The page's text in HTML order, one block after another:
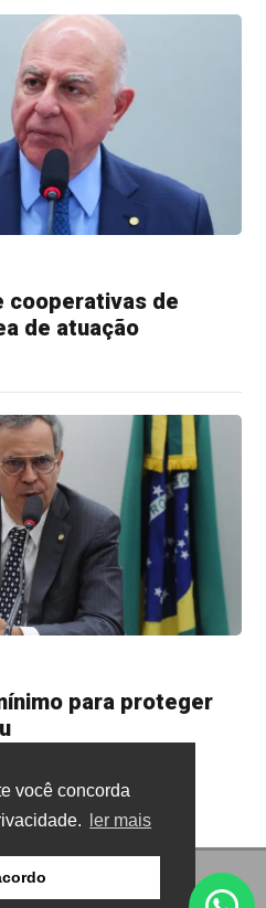
você concorda
ler mais
cooperativas de
de atuação
para proteger
Buritis - Todos os direitos